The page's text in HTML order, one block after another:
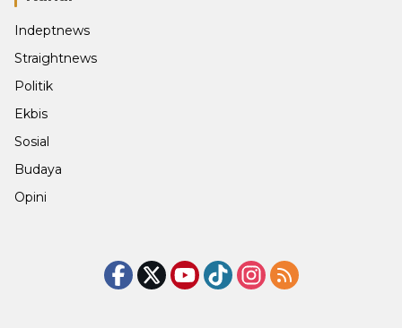
Indeptnews
Straightnews
Politik
Ekbis
Sosial
Budaya
Opini